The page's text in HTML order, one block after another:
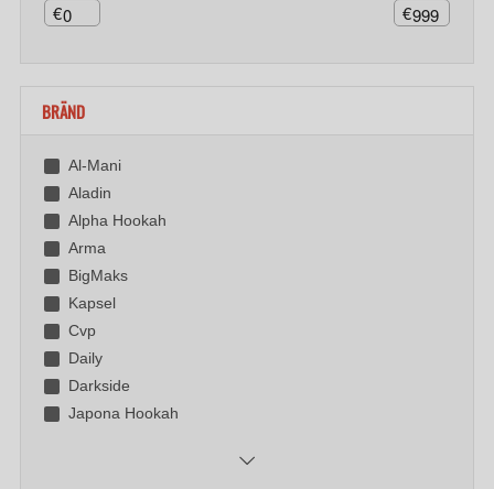
€ €
BRÄND
Al-Mani
Aladin
Alpha Hookah
Arma
BigMaks
Kapsel
Cvp
Daily
Darkside
Japona Hookah